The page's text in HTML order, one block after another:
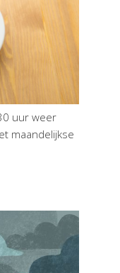
uur weer
maandelijkse